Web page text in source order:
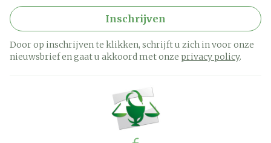
Inschrijven
Door op inschrijven te klikken, schrijft u zich in voor onze
nieuwsbrief en gaat u akkoord met onze privacy policy.